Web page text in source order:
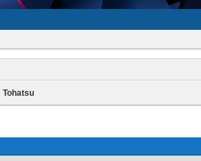
Tohatsu